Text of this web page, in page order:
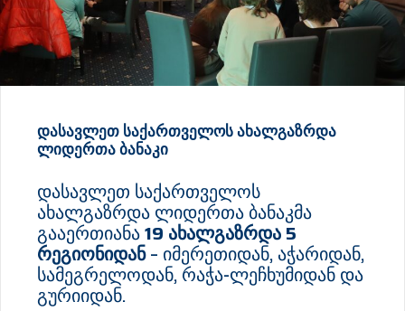
ᲓᲐᲡᲐᲕᲚᲔᲗ ᲡᲐᲥᲐᲠᲗᲕᲔᲚᲝᲡ ᲐᲮᲐᲚᲒᲐᲖᲠᲓᲐ
ᲚᲘᲓᲔᲠᲗᲐ ᲑᲐᲜᲐᲙᲘ
დასავლეთ საქართველოს
ახალგაზრდა ლიდერთა ბანაკმა
გააერთიანა19 ახალგაზრდა 5
რეგიონიდან– იმერეთიდან, აჭარიდან,
სამეგრელოდან, რაჭა-ლეჩხუმიდან და
გურიიდან.